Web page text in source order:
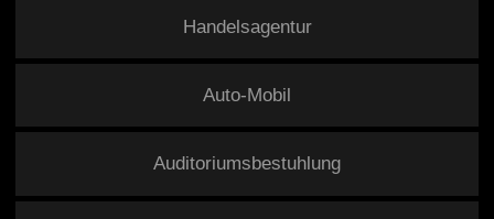
Handelsagentur
Auto-Mobil
Auditoriumsbestuhlung